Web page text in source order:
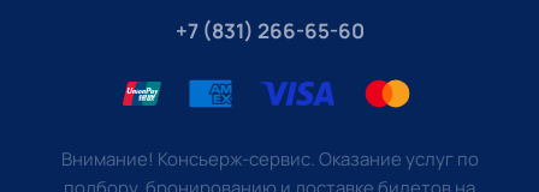
+7 (831) 266-65-60
Внимание! Консьерж-сервис. Оказание услуг по